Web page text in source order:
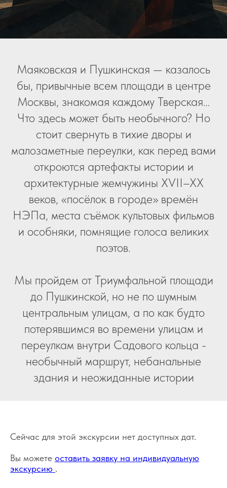
Маяковская и Пушкинская — казалось
бы, привычные всем площади в центре
Москвы, знакомая каждому Тверская…
Что здесь может быть необычного? Но
стоит свернуть в тихие дворы и
малозаметные переулки, как перед вами
откроются артефакты истории и
архитектурные жемчужины XVII–XX
веков, «посёлок в городе» времён
НЭПа, места съёмок культовых фильмов
и особняки, помнящие голоса великих
поэтов.
Мы пройдем от Триумфальной площади
до Пушкинской, но не по шумным
центральным улицам, а по как будто
потерявшимся во времени улицам и
переулкам внутри Садового кольца -
необычный маршрут, небанальные
здания и неожиданные истории
Сейчас для этой экскурсии нет доступных дат.
Вы можете оставить заявку на индивидуальную
экскурсию .